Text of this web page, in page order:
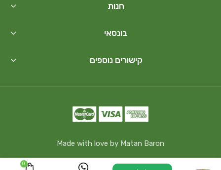
חנות
בונסאי
קישורים נוספים
Made with love by Matan Baron
0